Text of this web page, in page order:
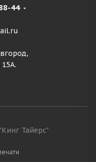
44
Тайерс"